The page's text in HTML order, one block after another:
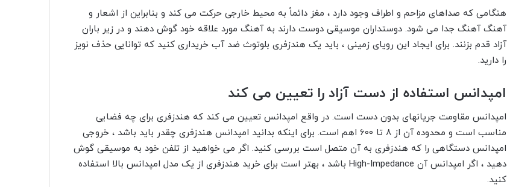
هنگامی که صداهای مزاحم و اطراف وجود دارد ، مغز دائماً به محیط خارجی حرکت می کند و بنابراین از اشعار و
آهنگ آهنگ جدا می شود. دوستداران موسیقی دوست دارند به آهنگ مورد علاقه خود گوش دهند و در زیر باران
آزاد قدم بزنند. برای ایجاد این رویای زمینی ، باید یک هندزفری بلوتوث ضد آب خریداری کنید که توانایی حذف نویز
را دارید.
امپدانس استفاده از دست آزاد را تعیین می کند
امپدانس مقاومت جریانهای بدون دست است. در واقع امپدانس تعیین می کند که هندزفری برای چه فضایی
مناسب است و محدوده آن از 8 تا 600 اهم است. برای اینکه بدانید امپدانس هندزفری چقدر باید باشد ، خروجی
امپدانس دستگاهی را که هندزفری به آن متصل است بررسی کنید. اگر می خواهید از تلفن خود به موسیقی گوش
دهید ، اگر امپدانس آن High-Impedance
باشد ، بهتر است برای خرید هندزفری از یک مدل امپدانس بالا استفاده
کنید.